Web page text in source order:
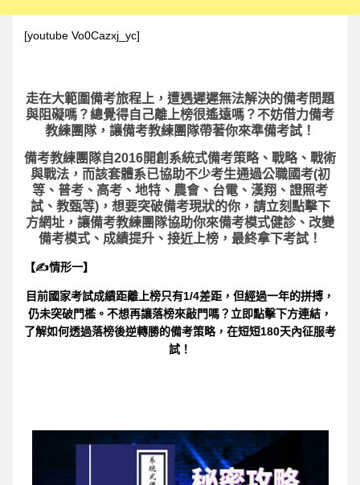
[youtube Vo0Cazxj_yc]
走在大範圍備考旅程上， 遭遇遲遲無法解決的備考問題
與阻礙嗎？總覺得自己離上榜很遙遠嗎？不妨借力備考
教練團隊，讓備考教練團隊帶著你來準備考試！
備考教練團隊自2016開創系統式備考策略、戰略、戰術
與戰法，而該套體系已協助不少考生通過公職國考(初
等、普考、高考、地特、農會、台電、漢翔、證照考
試、教甄等)，想要突破備考現狀的你，請立刻點擊下
方網址，讓備考教練團隊協助你來備考模式健診、改變
備考模式、成績提升、接近上榜，最終拿下考試！
【✍情形一】
目前國家考試成績距離上榜只有1/4差距，但經過一年的拼搏，
仍未突破門檻。不想再讓落榜來敲門嗎？立即點擊下方連結，
了解如何透過落榜後逆轉勝的備考策略，在短短180天內征服考
試！